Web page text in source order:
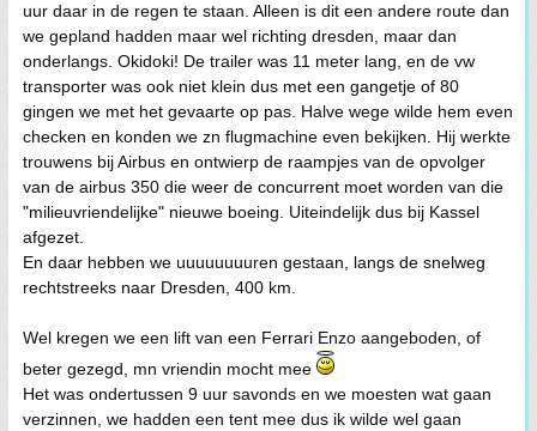
uur daar in de regen te staan. Alleen is dit een andere route dan
we gepland hadden maar wel richting dresden, maar dan
onderlangs. Okidoki! De trailer was 11 meter lang, en de vw
transporter was ook niet klein dus met een gangetje of 80
gingen we met het gevaarte op pas. Halve wege wilde hem even
checken en konden we zn flugmachine even bekijken. Hij werkte
trouwens bij Airbus en ontwierp de raampjes van de opvolger
van de airbus 350 die weer de concurrent moet worden van die
"milieuvriendelijke" nieuwe boeing. Uiteindelijk dus bij Kassel
afgezet.
En daar hebben we uuuuuuuuren gestaan, langs de snelweg
rechtstreeks naar Dresden, 400 km.
Wel kregen we een lift van een Ferrari Enzo aangeboden, of
beter gezegd, mn vriendin mocht mee
Het was ondertussen 9 uur savonds en we moesten wat gaan
verzinnen, we hadden een tent mee dus ik wilde wel gaan